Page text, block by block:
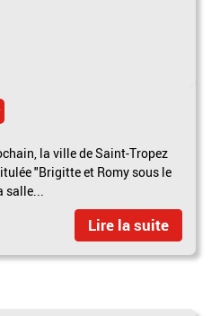
la ville de Saint-Tropez
"Brigitte et Romy sous le
salle...
Lire la suite